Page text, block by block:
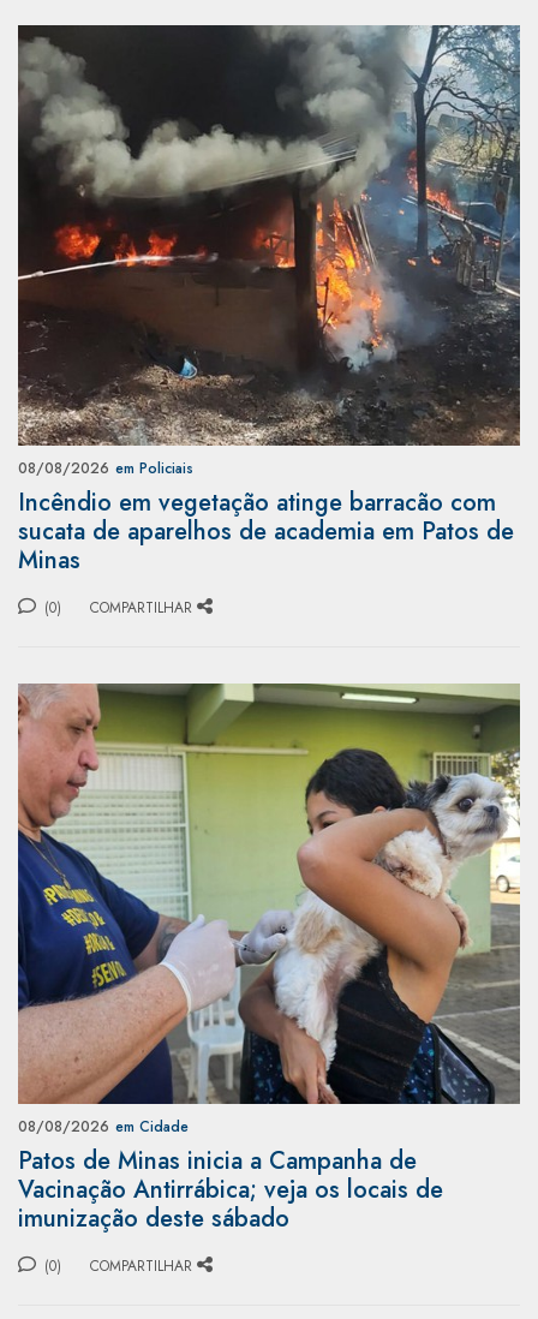
08/08/2026 em Policiais
Incêndio em vegetação atinge barracão com
sucata de aparelhos de academia em Patos de
Minas
(0) COMPARTILHAR
08/08/2026 em Cidade
Patos de Minas inicia a Campanha de
Vacinação Antirrábica; veja os locais de
imunização deste sábado
(0) COMPARTILHAR